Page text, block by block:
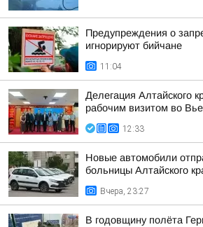
Предупреждения о
игнорируют бийчане
11:04
Делегация Алтайского
рабочим визитом во
12:33
Новые автомобили
больницы Алтайского
Вчера, 23:27
В годовщину полёта